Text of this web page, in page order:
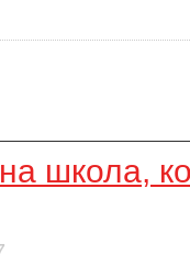
школа,